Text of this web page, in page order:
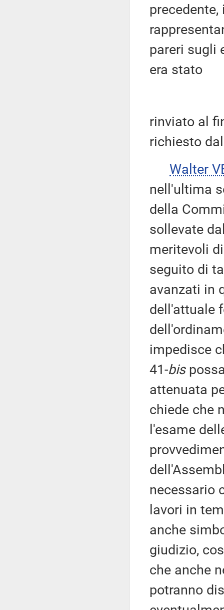
precedente,
pareri sugli
era stato
rinviato al
richiesto
Walter
nell'ultima
della
sollevate
meritevoli
seguito di
avanzati in
dell'attuale
impedisce
41-bis
attenuata
chiede che
l'esame
necessario
lavori in
anche
giudizio,
che anche
potranno